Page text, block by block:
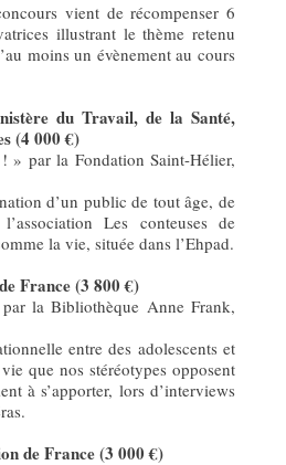
illustrant le thème retenu
moins un évènement au cours
du Travail, de la Santé,
(4 000 €)
» par la Fondation Saint-Hélier,
d’un public de tout âge, de
Les conteuses de
la vie, située dans l’Ehpad.
France (3 800 €)
la Bibliothèque Anne Frank,
entre des adolescents et
que nos stéréotypes opposent
à s’apporter, lors d’interviews
de France (3 000 €)